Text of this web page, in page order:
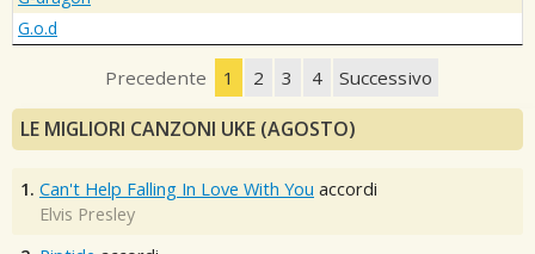
G.o.d
Precedente 1 2 3 4 Successivo
LE MIGLIORI CANZONI UKE (AGOSTO)
1. Can't Help Falling In Love With You accordi
Elvis Presley